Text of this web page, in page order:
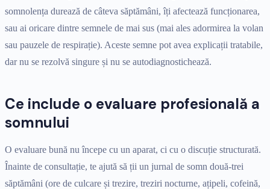
somnolența durează de câteva săptămâni, îți afectează funcționarea,
sau ai oricare dintre semnele de mai sus (mai ales adormirea la volan
sau pauzele de respirație). Aceste semne pot avea explicații tratabile,
dar nu se rezolvă singure și nu se autodiagnostichează.
Ce include o evaluare profesională a
somnului
O evaluare bună nu începe cu un aparat, ci cu o discuție structurată.
Înainte de consultație, te ajută să ții un jurnal de somn două-trei
săptămâni (ore de culcare și trezire, treziri nocturne, ațipeli, cofeină,